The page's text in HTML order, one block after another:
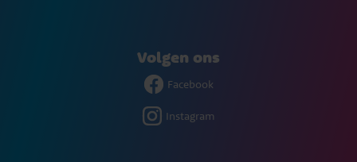
Volgen ons
Facebook
Instagram